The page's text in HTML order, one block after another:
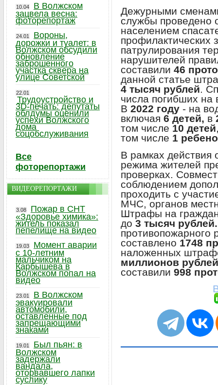
Дежурными
службы проведено
населением
профилактических
патрулирования
нарушителей
составили 46
данной статье
4 тысяч рублей.
числа погибших на
В 2022 году - на
включая 6 детей, в
том числе 10 детей
том числе 1
В рамках действия
режима жителей
проверках.
соблюдением
проходить с
МЧС, органов
Штрафы на
до 3 тысяч рублей.
противопожарного
составлено 1748
наложенных
миллионов рублей
составили 998
10.04
В Волжском
зацвела весна:
фоторепортаж
24.01
Вороны,
дорожки и туалет: в
Волжском обсудили
обновление
заброшенного
участка сквера на
улице Советской
22.01
Трудоустройство и
3D-печать: депутаты
облдумы оценили
успехи Волжского
дома
соцобслуживания
Все
фоторепортажи
ВИДЕОРЕПОРТАЖИ
3.08
Пожар в СНТ
«Здоровье химика»:
житель показал
пепелище на видео
19.03
Момент аварии
с 10-летним
мальчиком на
Карбышева в
Волжском попал на
видео
23.01
В Волжском
эвакуировали
автомобили,
оставленные под
запрещающими
знаками
19.01
Был пьян: в
Волжском
задержали
вандала,
оторвавшего лапки
суслику